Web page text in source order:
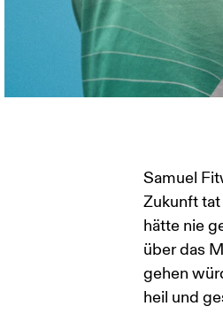
Samuel
Zukunft
hätte nie
über das
gehen
heil und